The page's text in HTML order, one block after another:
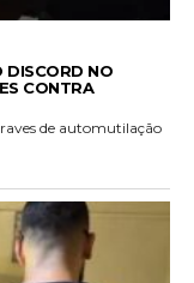
DISCORD NO
CONTRA
de automutilação